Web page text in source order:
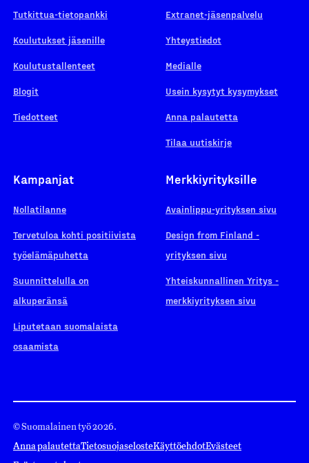
Tutkittua-tietopankki
Koulutukset jäsenille
Koulutustallenteet
Blogit
Tiedotteet
Extranet-jäsenpalvelu
Yhteystiedot
Medialle
Usein kysytyt kysymykset
Anna palautetta
Tilaa uutiskirje
Kampanjat
Nollatilanne
Tervetuloa kohti positiivista
työelämäpuhetta
Suunnittelulla on
alkuperänsä
Liputetaan suomalaista
osaamista
Merkkiyrityksille
Avainlippu-yrityksen sivu
Design from Finland -
yrityksen sivu
Yhteiskunnallinen Yritys -
merkkiyrityksen sivu
© Suomalainen työ 2026.
Anna palautettaTietosuojaselosteKäyttöehdotEvästeet